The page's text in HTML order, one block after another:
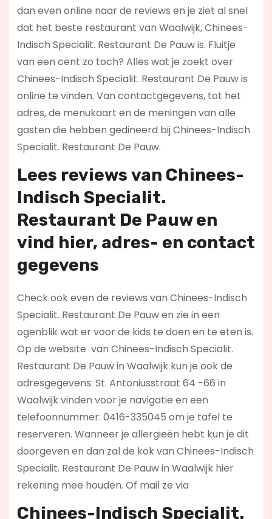
dan even online naar de reviews en je ziet al snel
dat het beste restaurant van Waalwijk, Chinees-
Indisch Specialit. Restaurant De Pauw is. Fluitje
van een cent zo toch? Alles wat je zoekt over
Chinees-Indisch Specialit. Restaurant De Pauw is
online te vinden. Van contactgegevens, tot het
adres, de menukaart en de meningen van alle
gasten die hebben gedineerd bij Chinees-Indisch
Specialit. Restaurant De Pauw.
Lees reviews van Chinees-
Indisch Specialit.
Restaurant De Pauw en
vind hier, adres- en contact
gegevens
Check ook even de reviews van Chinees-Indisch
Specialit. Restaurant De Pauw en zie in een
ogenblik wat er voor de kids te doen en te eten is.
Op de website van Chinees-Indisch Specialit.
Restaurant De Pauw in Waalwijk kun je ook de
adresgegevens: St. Antoniusstraat 64 -66 in
Waalwijk vinden voor je navigatie en een
telefoonnummer: 0416-335045 om je tafel te
reserveren. Wanneer je allergieën hebt kun je dit
doorgeven en dan zal de kok van Chinees-Indisch
Specialit. Restaurant De Pauw in Waalwijk hier
rekening mee houden. Of mail ze via
Chinees-Indisch Specialit.